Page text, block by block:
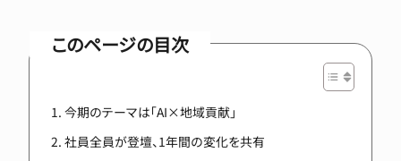
このページの目次
今期のテーマは「AI×地域貢献」
社員全員が登壇、1年間の変化を共有